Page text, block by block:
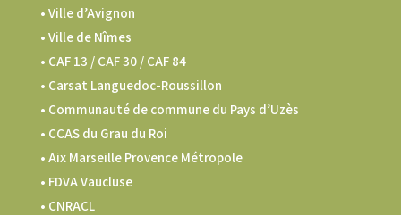
• Ville d’Avignon
• Ville de Nîmes
• CAF 13 / CAF 30 / CAF 84
• Carsat Languedoc-Roussillon
• Communauté de commune du Pays d’Uzès
• CCAS du Grau du Roi
• Aix Marseille Provence Métropole
• FDVA Vaucluse
• CNRACL